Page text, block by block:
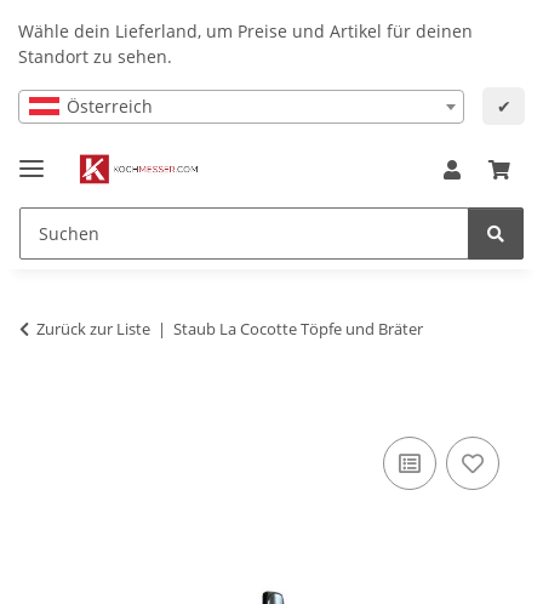
Wähle dein Lieferland, um Preise und Artikel für deinen
Standort zu sehen.
Österreich ✔
Zurück zur Liste Staub La Cocotte Töpfe und Bräter